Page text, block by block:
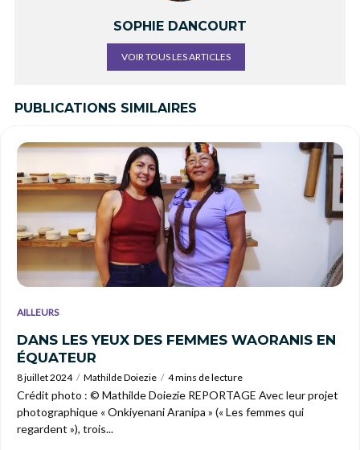
SOPHIE DANCOURT
VOIR TOUS LES ARTICLES
PUBLICATIONS SIMILAIRES
AILLEURS
DANS LES YEUX DES FEMMES WAORANIS EN
ÉQUATEUR
8 juillet 2024 Mathilde Doiezie 4 mins de lecture
Crédit photo : © Mathilde Doiezie REPORTAGE Avec leur projet
photographique « Onkiyenani Aranipa » (« Les femmes qui
regardent »), trois...